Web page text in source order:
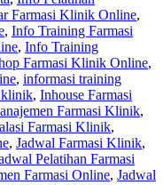
Farmasi Klinik Online,
, Info Training Farmasi
, Info Training
Farmasi Klinik Online,
, informasi training
klinik, Inhouse Farmasi
Farmasi Klinik,
Farmasi Klinik,
, Jadwal Farmasi Klinik,
Pelatihan Farmasi
Farmasi Online, Jadwal